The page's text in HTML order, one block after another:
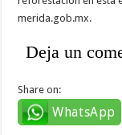
merida.gob.mx.
Deja un
Share on:
WhatsApp